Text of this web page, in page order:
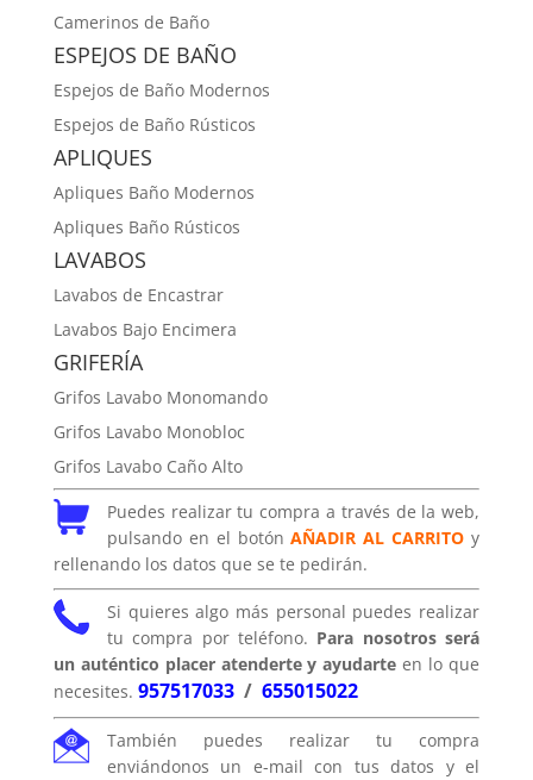
Camerinos de Baño
ESPEJOS DE BAÑO
Espejos de Baño Modernos
Espejos de Baño Rústicos
APLIQUES
Apliques Baño Modernos
Apliques Baño Rústicos
LAVABOS
Lavabos de Encastrar
Lavabos Bajo Encimera
GRIFERÍA
Grifos Lavabo Monomando
Grifos Lavabo Monobloc
Grifos Lavabo Caño Alto
Puedes realizar tu compra a través de la web,
pulsando en el botónAÑADIR AL CARRITO y
rellenando los datos que se te pedirán.
Si quieres algo más personal puedes realizar
tu compra por teléfono. Para nosotros será
un auténtico placer atenderte y ayudarte en lo que
necesites. 957517033/ 655015022
También puedes realizar tu compra
enviándonos un e-mail con tus datos y el